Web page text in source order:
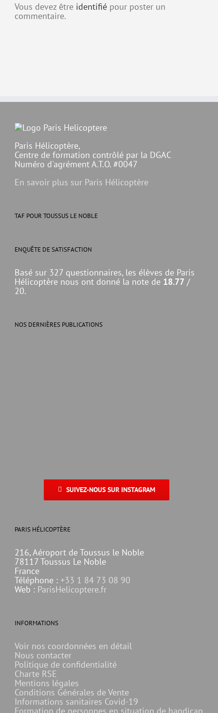
Vous devez être identifié pour poster un
commentaire.
Paris Hélicoptère,
Centre de formation contrôlé par la DGAC
Numéro d'agrément A.T.O. #0047
En savoir plus sur Paris Hélicoptère
TAF POUR TOUSSUS LE NOBLE
ENQUÊTE DE SATISFACTION
Basé sur 327 questionnaires, les élèves de Paris
Hélicoptère nous ont donné la note de 18.77 /
20.
NOS DERNIÈRES PUBLICATIONS
SUIVEZ-NOUS SUR INSTAGRAM
PARIS HÉLICOPTÈRE
216, Aéroport de Toussus le Noble
78117 Toussus Le Noble
France
Téléphone : +33 1 84 73 08 90
Web : ParisHelicoptere.fr
INFORMATIONS
Voir nos coordonnées en détail
Nous contacter
Politique de confidentialité
Charte RSE
Mentions légales
Conditions Générales de Vente
Informations sanitaires Covid-19
Formation de personnes en situation de handicap